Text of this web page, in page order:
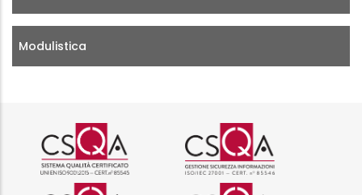
Modulistica
Logo certificazione ISO 9001
Logo